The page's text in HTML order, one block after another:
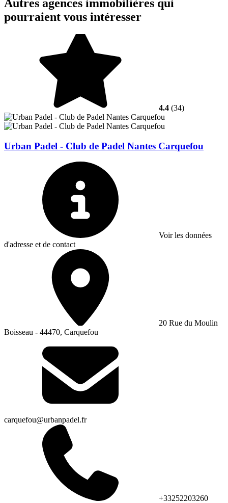
Autres agences immobilières qui
pourraient vous intéresser
4.4 (34)
Urban Padel - Club de Padel Nantes Carquefou
Voir les données
d'adresse et de contact
20 Rue du Moulin
Boisseau - 44470, Carquefou
carquefou@urbanpadel.fr
+33252203260